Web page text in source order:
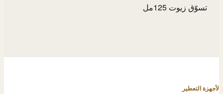
تسوّق زيوت 125مل
لأجهزة التعطير